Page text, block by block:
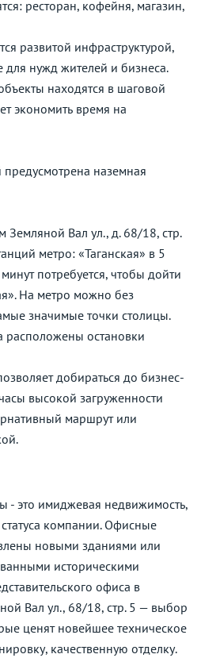
ресторан, кофейня, магазин,
развитой инфраструктурой,
для нужд жителей и бизнеса.
находятся в шаговой
экономить время на
наземная
Вал ул., д. 68/18, стр.
метро: «Таганская» в 5
потребуется, чтобы дойти
На метро можно без
значимые точки столицы.
расположены остановки
добираться до бизнес-
высокой загруженности
маршрут или
- это имиджевая недвижимость,
компании. Офисные
новыми зданиями или
историческими
офиса в
Вал ул., 68/18, стр. 5 — выбор
ценят новейшее техническое
качественную отделку.